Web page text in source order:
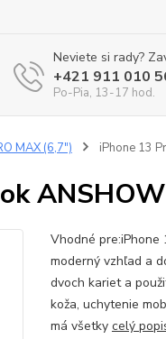
Neviete si rady?
+421 911 010
Po-Pia, 13-17 hod.
MAX (6,7") iPhone 13
Vhodné pre:iPhone
moderný vzhľad a
dvoch kariet a
koža, uchytenie
má všetky celý